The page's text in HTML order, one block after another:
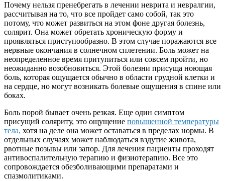
Почему нельзя пренебрегать в лечении неврита и невралгии,
рассчитывая на то, что все пройдет само собой, так это
потому, что может развиться на этом фоне другая болезнь,
солярит. Она может обретать хроническую форму и
проявляться приступообразно. В этом случае поражаются все
нервные окончания в солнечном сплетении. Боль может на
неопределенное время притупиться или совсем пройти, но
неожиданно возобновиться. Этой болезни присуща ноющая
боль, которая ощущается обычно в области грудной клетки и
на сердце, но могут возникать болевые ощущения в спине или
боках.
Боль порой бывает очень резкая. Еще один симптом
присущий соляриту, это ощущение повышенной температуры
тела, хотя на деле она может оставаться в пределах нормы. В
отдельных случаях может наблюдаться вздутие живота,
рвотные позывы или запор. Для лечения пациенты проходят
антивоспалительную терапию и физиотерапию. Все это
сопровождается обезболивающими препаратами и
спазмолитиками.